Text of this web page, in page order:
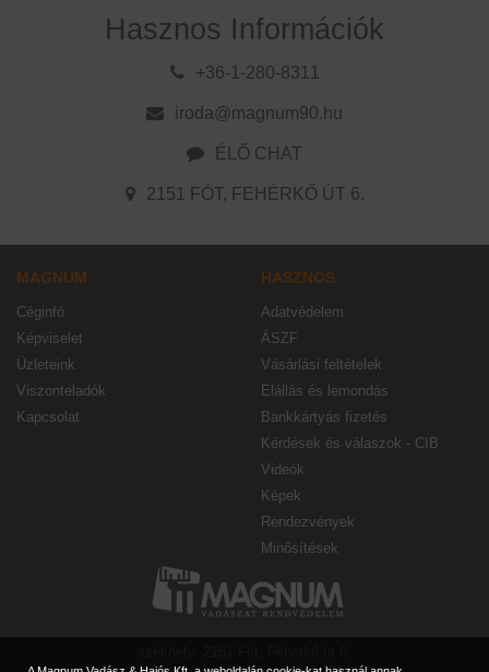
Hasznos Információk
+36-1-280-8311
iroda@magnum90.hu
ÉLŐ CHAT
2151 FÓT, FEHÉRKŐ ÚT 6.
MAGNUM
Céginfó
Képviselet
Üzleteink
Viszonteladók
Kapcsolat
HASZNOS
Adatvédelem
ÁSZF
Vásárlási feltételek
Elállás és lemondás
Bankkártyás fizetés
Kérdések és válaszok - CIB
Videók
Képek
Rendezvények
Minősítések